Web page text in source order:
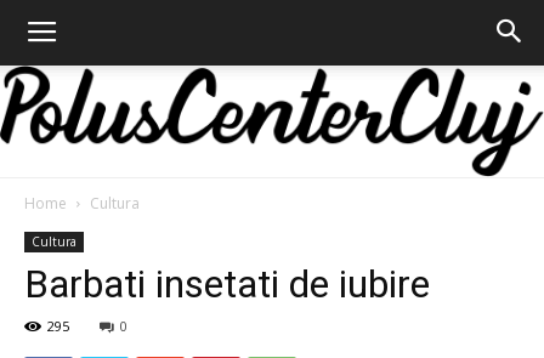
Home Cultura
Cultura
Barbati insetati de iubire
295 0